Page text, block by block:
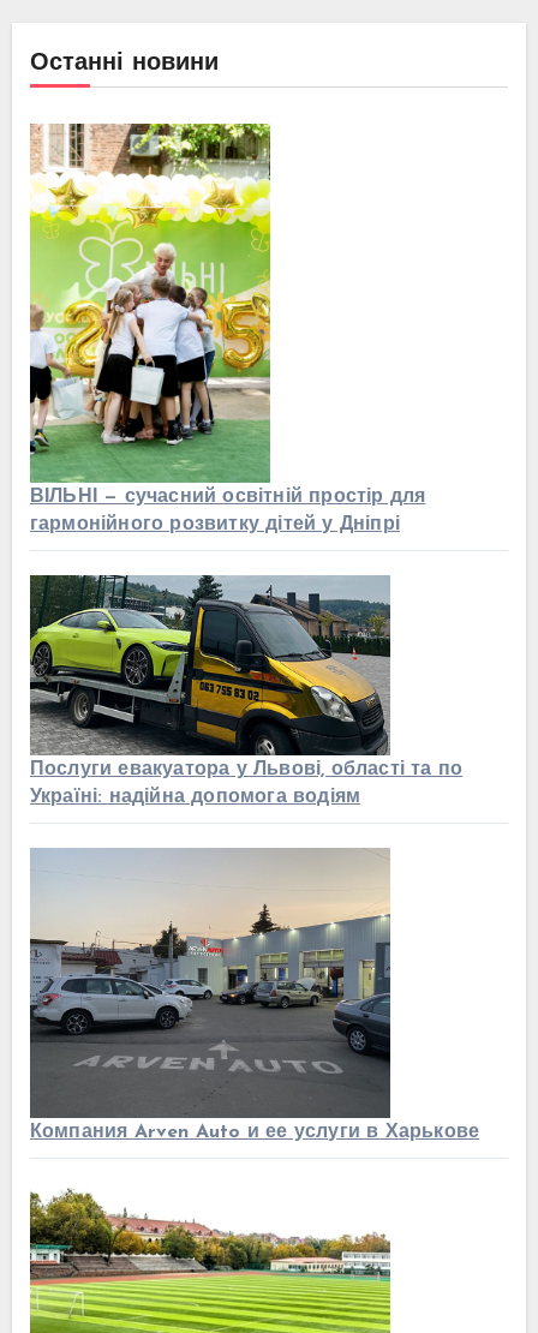
Останні новини
ВІЛЬНІ — сучасний освітній простір для
гармонійного розвитку дітей у Дніпрі
Послуги евакуатора у Львові, області та по
Україні: надійна допомога водіям
Компания Arven Auto и ее услуги в Харькове